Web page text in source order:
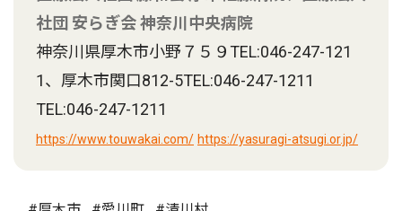
社団 安らぎ会 神奈川中央病院
神奈川県厚木市小野７５９TEL:046-247-121
1、厚木市関口812-5TEL:046-247-1211
TEL:046-247-1211
https://www.touwakai.com/ https://yasuragi-atsugi.or.jp/